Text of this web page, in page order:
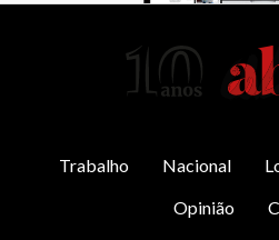
Trabalho Nacional
Opinião